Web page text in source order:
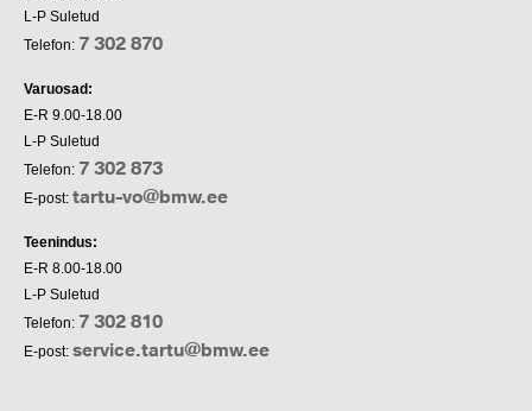
L-P Suletud
Telefon: 7 302 870
Varuosad:
E-R 9.00-18.00
L-P Suletud
Telefon: 7 302 873
E-post: tartu-vo@bmw.ee
Teenindus:
E-R 8.00-18.00
L-P Suletud
Telefon: 7 302 810
E-post: service.tartu@bmw.ee